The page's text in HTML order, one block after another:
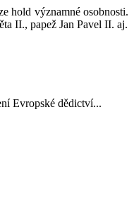
hold významné osobnosti.
II., papež Jan Pavel II. aj.
Evropské dědictví...